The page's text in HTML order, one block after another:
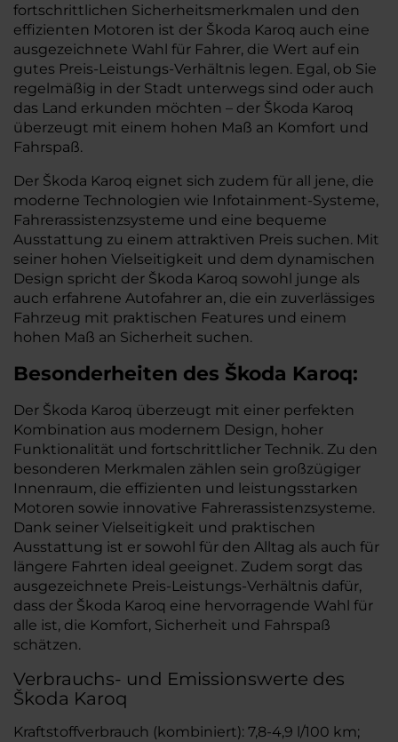
fortschrittlichen Sicherheitsmerkmalen und den
effizienten Motoren ist der Škoda Karoq auch eine
ausgezeichnete Wahl für Fahrer, die Wert auf ein
gutes Preis-Leistungs-Verhältnis legen. Egal, ob Sie
regelmäßig in der Stadt unterwegs sind oder auch
das Land erkunden möchten – der Škoda Karoq
überzeugt mit einem hohen Maß an Komfort und
Fahrspaß.
Der Škoda Karoq eignet sich zudem für all jene, die
moderne Technologien wie Infotainment-Systeme,
Fahrerassistenzsysteme und eine bequeme
Ausstattung zu einem attraktiven Preis suchen. Mit
seiner hohen Vielseitigkeit und dem dynamischen
Design spricht der Škoda Karoq sowohl junge als
auch erfahrene Autofahrer an, die ein zuverlässiges
Fahrzeug mit praktischen Features und einem
hohen Maß an Sicherheit suchen.
Besonderheiten des Škoda Karoq:
Der Škoda Karoq überzeugt mit einer perfekten
Kombination aus modernem Design, hoher
Funktionalität und fortschrittlicher Technik. Zu den
besonderen Merkmalen zählen sein großzügiger
Innenraum, die effizienten und leistungsstarken
Motoren sowie innovative Fahrerassistenzsysteme.
Dank seiner Vielseitigkeit und praktischen
Ausstattung ist er sowohl für den Alltag als auch für
längere Fahrten ideal geeignet. Zudem sorgt das
ausgezeichnete Preis-Leistungs-Verhältnis dafür,
dass der Škoda Karoq eine hervorragende Wahl für
alle ist, die Komfort, Sicherheit und Fahrspaß
schätzen.
Verbrauchs- und Emissionswerte des
Škoda Karoq
Kraftstoffverbrauch (kombiniert): 7,8-4,9 l/100 km;